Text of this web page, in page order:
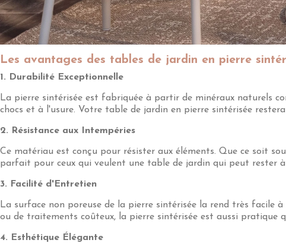
Les avantages des tables de jardin en pierre
1. Durabilité Exceptionnelle
La pierre sintérisée est fabriquée à partir de minéraux naturels
chocs et à l'usure. Votre table de jardin en pierre sintérisée
2. Résistance aux Intempéries
Ce matériau est conçu pour résister aux éléments. Que ce soit
parfait pour ceux qui veulent une table de jardin qui peut rester
3. Facilité d'Entretien
La surface non poreuse de la pierre sintérisée la rend très facile
ou de traitements coûteux, la pierre sintérisée est aussi pratique
4. Esthétique Élégante